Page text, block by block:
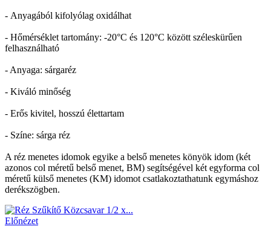
- Anyagából kifolyólag oxidálhat
- Hőmérséklet tartomány: -20°C és 120°C között széleskürűen
felhasználható
- Anyaga: sárgaréz
- Kiváló minőség
- Erős kivitel, hosszú élettartam
- Színe: sárga réz
A réz menetes idomok egyike a belső menetes könyök idom (két
azonos col méretű belső menet, BM) segítségével két egyforma col
méretű külső menetes (KM) idomot csatlakoztathatunk egymáshoz
derékszögben.
Előnézet